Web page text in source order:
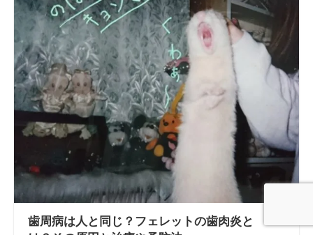
歯周病は人と同じ？フェレットの歯肉炎と